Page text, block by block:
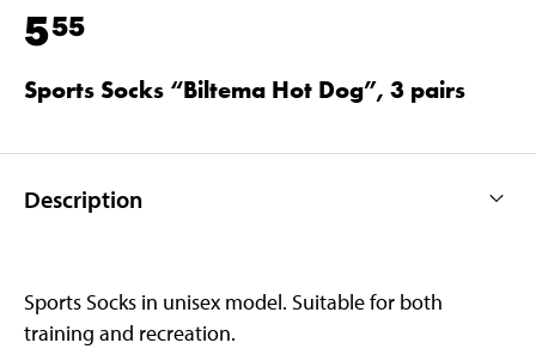
555
Sports Socks “Biltema Hot Dog”, 3 pairs
Description
Sports Socks in unisex model. Suitable for both
training and recreation.